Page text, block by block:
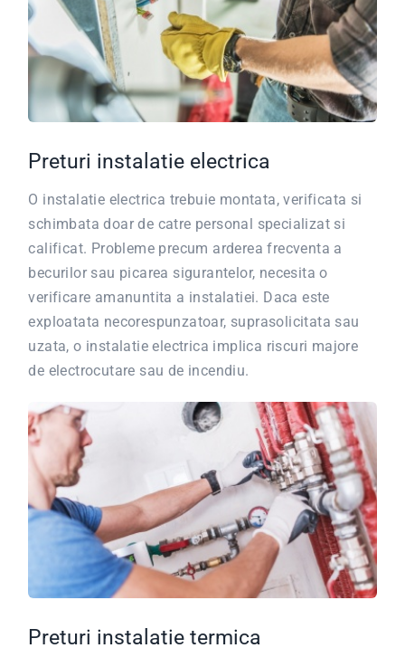
Preturi instalatie electrica
O instalatie electrica trebuie montata, verificata si
schimbata doar de catre personal specializat si
calificat. Probleme precum arderea frecventa a
becurilor sau picarea sigurantelor, necesita o
verificare amanuntita a instalatiei. Daca este
exploatata necorespunzatoar, suprasolicitata sau
uzata, o instalatie electrica implica riscuri majore
de electrocutare sau de incendiu.
Preturi instalatie termica